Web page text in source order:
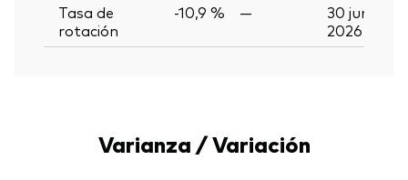
Tasa de
rotación
-10,9 % —
30 jun
2026
Varianza / Variación